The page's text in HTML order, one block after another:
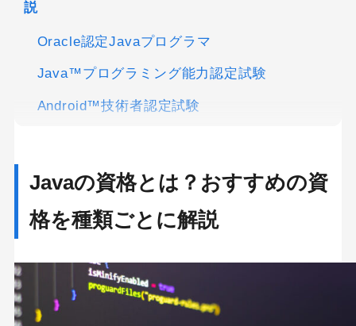
説
Oracle認定Javaプログラマ
Java™プログラミング能力認定試験
Android™技術者認定試験
Javaの資格の合格率や難易度を紹介
Oracle認定Javaプログラマの難易度と合格率
格率
Android技術者認定試験の難易度と合格率
Javaの資格とは？おすすめの資
格を種類ごとに解説